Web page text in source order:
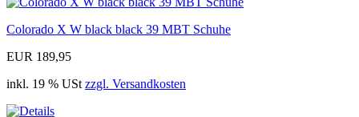
Colorado X W black black 39 MBT Schuhe
EUR 189,95
inkl. 19 % USt zzgl. Versandkosten